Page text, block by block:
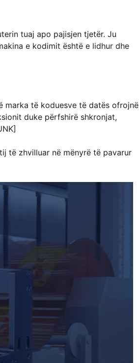
tuaj apo pajisjen tjetër. Ju
e kodimit është e lidhur dhe
marka të koduesve të datës ofrojnë
duke përfshirë shkronjat,
të zhvilluar në mënyrë të pavarur